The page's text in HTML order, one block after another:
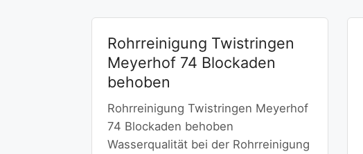
Rohrreinigung Twistringen
Meyerhof 74 Blockaden
behoben
Rohrreinigung Twistringen Meyerhof
74 Blockaden behoben
Wasserqualität bei der Rohrreinigung